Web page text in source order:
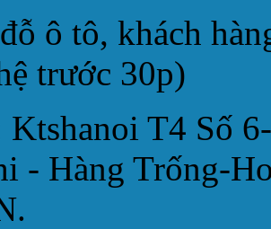
ô tô, khách
trước 30p)
T4 Số
- Hàng Trống-